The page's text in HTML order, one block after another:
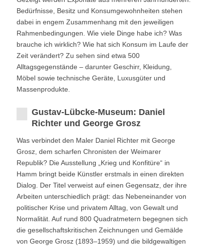
Bedürfnisse, Besitz und Konsumgewohnheiten stehen
dabei in engem Zusammenhang mit den jeweiligen
Rahmenbedingungen. Wie viele Dinge habe ich? Was
brauche ich wirklich? Wie hat sich Konsum im Laufe der
Zeit verändert? Zu sehen sind etwa 500
Alltagsgegenstände – darunter Geschirr, Kleidung,
Möbel sowie technische Geräte, Luxusgüter und
Massenprodukte.
Gustav-Lübcke-Museum: Daniel
Richter und George Grosz
Was verbindet den Maler Daniel Richter mit George
Grosz, dem scharfen Chronisten der Weimarer
Republik? Die Ausstellung „Krieg und Konfitüre“ in
Hamm bringt beide Künstler erstmals in einen direkten
Dialog. Der Titel verweist auf einen Gegensatz, der ihre
Arbeiten unterschiedlich prägt: das Nebeneinander von
politischer Krise und privatem Alltag, von Gewalt und
Normalität. Auf rund 800 Quadratmetern begegnen sich
die gesellschaftskritischen Zeichnungen und Gemälde
von George Grosz (1893–1959) und die bildgewaltigen